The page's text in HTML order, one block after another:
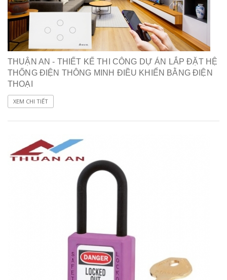
THUẬN AN - THIẾT KẾ THI CÔNG DỰ ÁN LẮP ĐẶT HỆ
THỐNG ĐIỆN THÔNG MINH ĐIỀU KHIỂN BẰNG ĐIỆN
THOẠI
XEM CHI TIẾT